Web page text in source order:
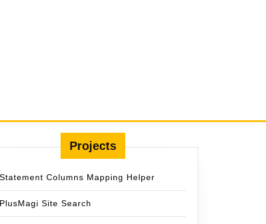
Projects
Statement Columns Mapping Helper
PlusMagi Site Search